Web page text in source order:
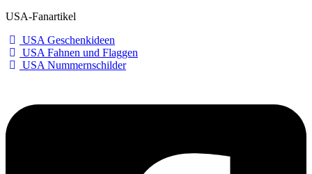
USA-Fanartikel
USA Geschenkideen
USA Fahnen und Flaggen
USA Nummernschilder